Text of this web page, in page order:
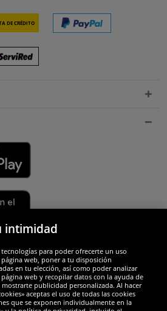
de crédito
intimidad
para poder ofrecerte un uso
web, poner a tu disposición
en tu elección, así como poder analizar
web y recopilar datos con la ayuda de
publicidad personalizada. Al hacer
aceptas el uso de todas las cookies
que se exponen individualmente en la